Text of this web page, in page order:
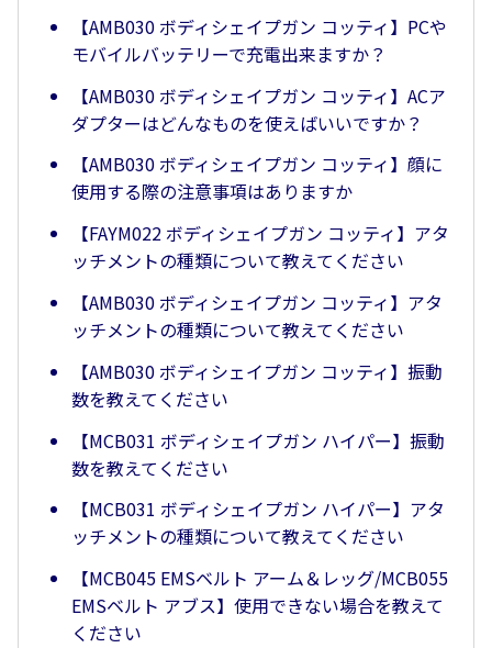
【AMB030 ボディシェイプガン コッティ】PCや
モバイルバッテリーで充電出来ますか？
【AMB030 ボディシェイプガン コッティ】ACア
ダプターはどんなものを使えばいいですか？
【AMB030 ボディシェイプガン コッティ】顔に
使用する際の注意事項はありますか
【FAYM022 ボディシェイプガン コッティ】アタ
ッチメントの種類について教えてください
【AMB030 ボディシェイプガン コッティ】アタ
ッチメントの種類について教えてください
【AMB030 ボディシェイプガン コッティ】振動
数を教えてください
【MCB031 ボディシェイプガン ハイパー】振動
数を教えてください
【MCB031 ボディシェイプガン ハイパー】アタ
ッチメントの種類について教えてください
【MCB045 EMSベルト アーム＆レッグ/MCB055
EMSベルト アブス】使用できない場合を教えて
ください